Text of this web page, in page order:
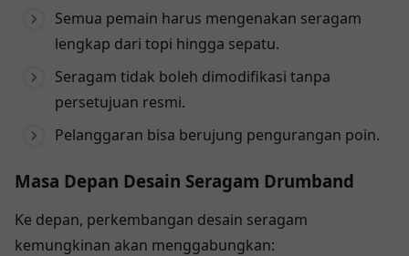
Semua pemain harus mengenakan seragam
lengkap dari topi hingga sepatu.
Seragam tidak boleh dimodifikasi tanpa
persetujuan resmi.
Pelanggaran bisa berujung pengurangan poin.
Masa Depan Desain Seragam Drumband
Ke depan, perkembangan desain seragam
kemungkinan akan menggabungkan: